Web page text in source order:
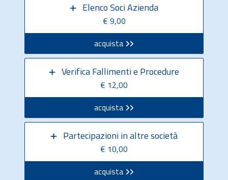
Elenco Soci Azienda
€ 9,00
acquista
Verifica Fallimenti e Procedure
€ 12,00
acquista
Partecipazioni in altre società
€ 10,00
acquista